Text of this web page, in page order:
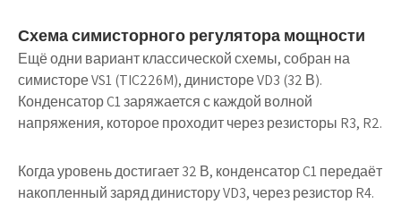
Схема симисторного регулятора мощности
Ещё одни вариант классической схемы, собран на
симисторе VS1 (TIC226M), динисторе VD3 (32 В).
Конденсатор C1 заряжается с каждой волной
напряжения, которое проходит через резисторы R3, R2.
Когда уровень достигает 32 В, конденсатор C1 передаёт
накопленный заряд динистору VD3, через резистор R4.